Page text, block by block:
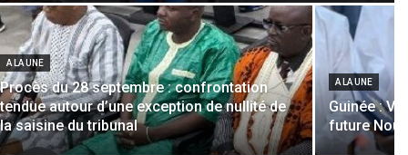
A LA UNE
Procès du 28 septembre : confrontation
tendue autour d’une exception de nullité de
la saisine du tribunal
A LA UNE
Guinée :
future